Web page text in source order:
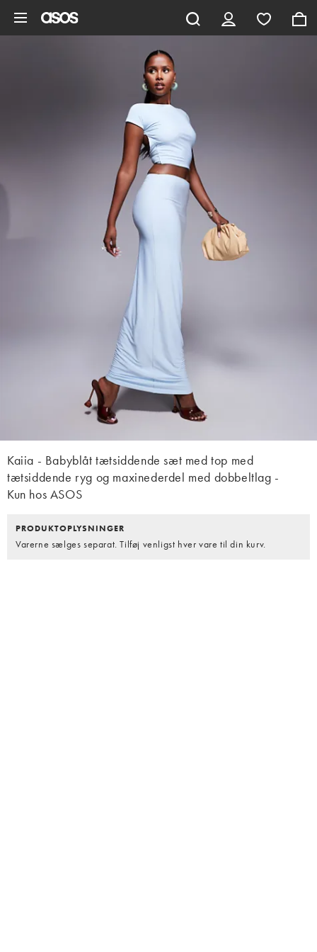
Kaiia - Babyblåt tætsiddende sæt med top med
tætsiddende ryg og maxinederdel med dobbeltlag -
Kun hos ASOS
PRODUKTOPLYSNINGER
Varerne sælges separat. Tilføj venligst hver vare til din kurv.